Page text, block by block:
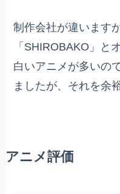
制作会社が違います
「SHIROBAKO」と
白いアニメが多いの
ましたが、それを余
アニメ評価